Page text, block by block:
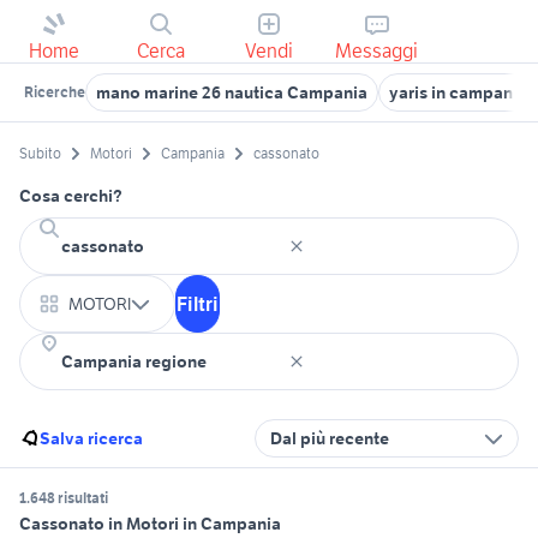
Home Cerca Vendi Messaggi
Ricerche mano marine 26 nautica Campania yaris in campania
Subito Motori Campania cassonato
Cosa cerchi?
MOTORI Filtri
Salva ricerca Dal più recente
1.648 risultati
Cassonato in Motori in Campania